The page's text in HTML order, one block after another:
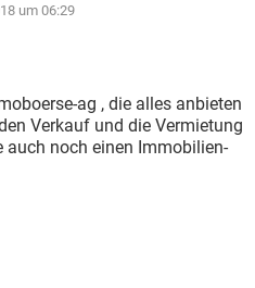
um 06:29
ag , die alles anbieten
Verkauf und die Vermietung
auch noch einen Immobilien-